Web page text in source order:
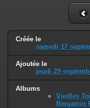
Créée le
samedi 17
Ajoutée le
jeudi 29
Albums
Vieilles
Benjamin